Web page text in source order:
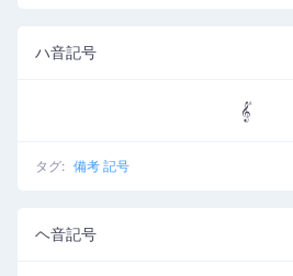
ハ音記号
𝄟
タグ: 備考 記号
ヘ音記号